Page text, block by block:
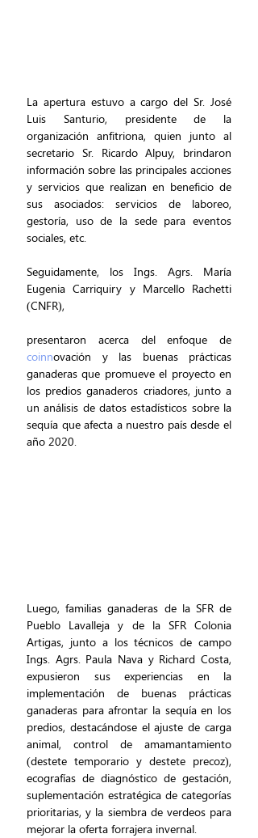
La apertura estuvo a cargo del Sr. José
Luis Santurio, presidente de la
organización anfitriona, quien junto al
secretario Sr. Ricardo Alpuy, brindaron
información sobre las principales acciones
y servicios que realizan en beneficio de
sus asociados: servicios de laboreo,
gestoría, uso de la sede para eventos
sociales, etc.
Seguidamente, los Ings. Agrs. María
Eugenia Carriquiry y Marcello Rachetti
(CNFR),
coinnovación y las buenas prácticas
ganaderas que promueve el proyecto en
los predios ganaderos criadores, junto a
un análisis de datos estadísticos sobre la
sequía que afecta a nuestro país desde el
año 2020.
Luego, familias ganaderas de la SFR de
Pueblo Lavalleja y de la SFR Colonia
Artigas, junto a los técnicos de campo
Ings. Agrs. Paula Nava y Richard Costa,
expusieron sus experiencias en la
implementación de buenas prácticas
ganaderas para afrontar la sequía en los
predios, destacándose el ajuste de carga
animal, control de amamantamiento
(destete temporario y destete precoz),
ecografías de diagnóstico de gestación,
suplementación estratégica de categorías
prioritarias, y la siembra de verdeos para
mejorar la oferta forrajera invernal.